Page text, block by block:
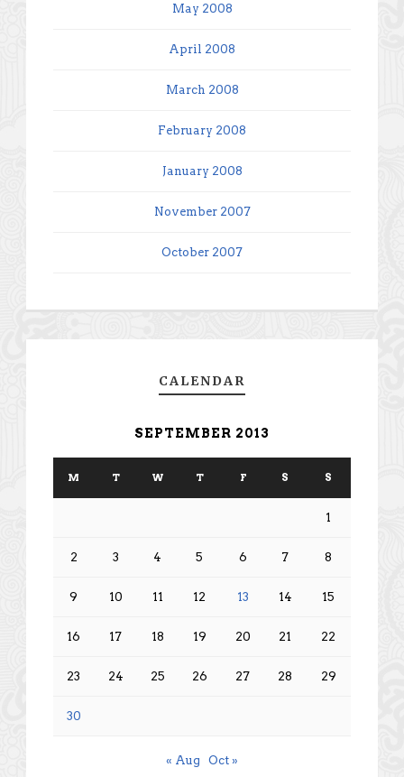
May 2008
April 2008
March 2008
February 2008
January 2008
November 2007
October 2007
CALENDAR
SEPTEMBER 2013
M T W T F S S
1
2 3 4 5 6 7 8
9 10 11 12 13 14 15
16 17 18 19 20 21 22
23 24 25 26 27 28 29
30
« Aug Oct »